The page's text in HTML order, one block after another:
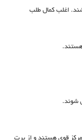
اغلب کمال طلب
هستند.
شوند.
قوی هستند و از پرت